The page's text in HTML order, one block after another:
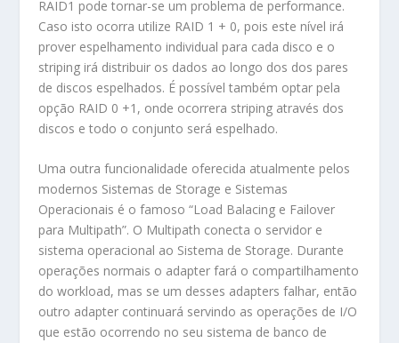
RAID1 pode tornar-se um problema de performance.
Caso isto ocorra utilize RAID 1 + 0, pois este nível irá
prover espelhamento individual para cada disco e o
striping irá distribuir os dados ao longo dos dos pares
de discos espelhados. É possível também optar pela
opção RAID 0 +1, onde ocorrera striping através dos
discos e todo o conjunto será espelhado.
Uma outra funcionalidade oferecida atualmente pelos
modernos Sistemas de Storage e Sistemas
Operacionais é o famoso “Load Balacing e Failover
para Multipath”. O Multipath conecta o servidor e
sistema operacional ao Sistema de Storage. Durante
operações normais o adapter fará o compartilhamento
do workload, mas se um desses adapters falhar, então
outro adapter continuará servindo as operações de I/O
que estão ocorrendo no seu sistema de banco de